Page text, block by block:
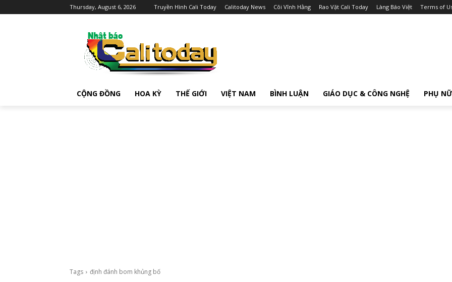
Thursday, August 6, 2026 Truyền Hình Cali Today Calitoday News Cõi Vĩnh Hằng Rao Vặt Cali Today Làng Báo Việt Terms of
CỘNG ĐỒNG HOA KỲ THẾ GIỚI VIỆT NAM BÌNH LUẬN GIÁO DỤC & CÔNG NGHỆ PHỤ NỮ
Tags định đánh bom khủng bố